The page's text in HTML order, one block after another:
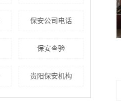
保安公司电话
保安查验
贵阳保安机构
贵阳保安公司